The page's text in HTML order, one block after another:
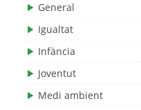
General
Igualtat
Infància
Joventut
Medi ambient